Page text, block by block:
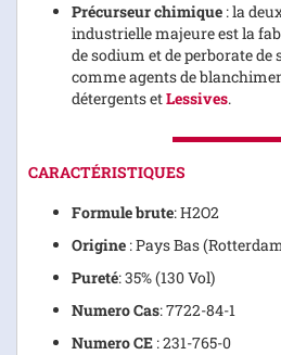
Précurseur chimique : la
industrielle majeure est la
de sodium et de perborate
comme agents de
détergents etLessives.
CARACTÉRISTIQUES
Formule brute: H2O2
Origine : Pays Bas
Pureté: 35% (130 Vol)
Numero Cas: 7722-84-1
Numero CE : 231-765-0